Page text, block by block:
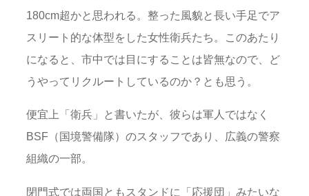
180cm超かと思われる。整った風貌と長い手足でア
スリート的な体型をした女性衛兵たち。このあたり
になると、市中では目にすることは皆無なので、ど
うやってリクルートしているのか？とも思う。
便宜上「衛兵」と書いたが、彼らは軍人ではなく
BSF（国境警備隊）のスタッフであり、広義の警察
組織の一部。
閉門式では両国ともスタンドに「応援団」みたいな